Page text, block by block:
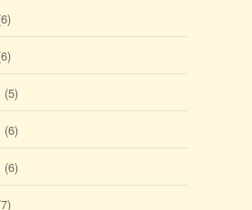
(5)
(6)
(6)